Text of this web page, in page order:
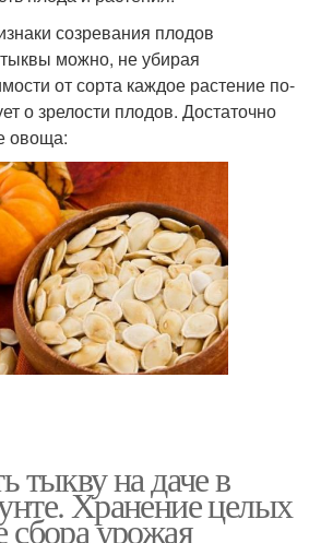
созревания плодов
можно, не убирая
от сорта каждое растение по-
о зрелости плодов. Достаточно
овоща:
тыкву на даче в
Хранение целых
сбора урожая